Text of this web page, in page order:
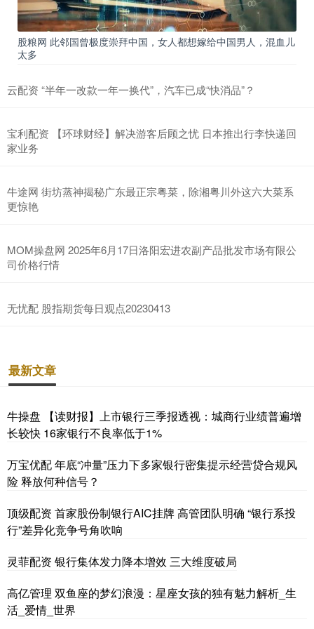
股粮网 此邻国曾极度崇拜中国，女人都想嫁给中国男人，混血儿
太多
云配资 “半年一改款一年一换代”，汽车已成“快消品”？
宝利配资 【环球财经】解决游客后顾之忧 日本推出行李快递回
家业务
牛途网 街坊蒸神揭秘广东最正宗粤菜，除湘粤川外这六大菜系
更惊艳
MOM操盘网 2025年6月17日洛阳宏进农副产品批发市场有限公
司价格行情
无忧配 股指期货每日观点20230413
最新文章
牛操盘 【读财报】上市银行三季报透视：城商行业绩普遍增
长较快 16家银行不良率低于1%
万宝优配 年底“冲量”压力下多家银行密集提示经营贷合规风
险 释放何种信号？
顶级配资 首家股份制银行AIC挂牌 高管团队明确 “银行系投
行”差异化竞争号角吹响
灵菲配资 银行集体发力降本增效 三大维度破局
高亿管理 双鱼座的梦幻浪漫：星座女孩的独有魅力解析_生
活_爱情_世界